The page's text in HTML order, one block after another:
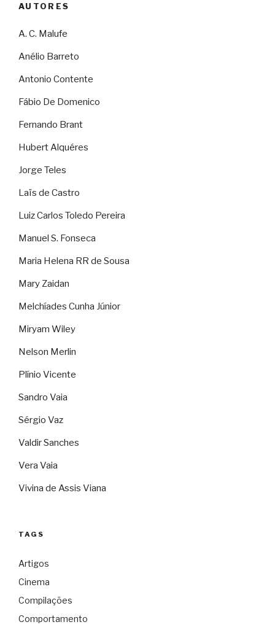
AUTORES
A. C. Malufe
Anélio Barreto
Antonio Contente
Fábio De Domenico
Fernando Brant
Hubert Alquéres
Jorge Teles
Laïs de Castro
Luiz Carlos Toledo Pereira
Manuel S. Fonseca
Maria Helena RR de Sousa
Mary Zaidan
Melchíades Cunha Júnior
Miryam Wiley
Nelson Merlin
Plínio Vicente
Sandro Vaia
Sérgio Vaz
Valdir Sanches
Vera Vaia
Vivina de Assis Viana
TAGS
Artigos
Cinema
Compilações
Comportamento